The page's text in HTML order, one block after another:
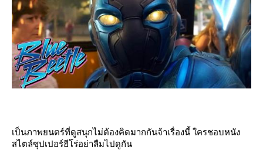
เป็นภาพยนตร์ที่ดูสนุกไม่ต้องคิดมากกันจ้าเรื่องนี้ ใครชอบหนัง
สไตล์ซุปเปอร์ฮีโร่อย่าลืมไปดูกัน